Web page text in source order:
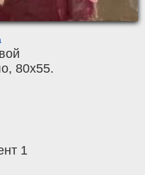
, 80x55.
1